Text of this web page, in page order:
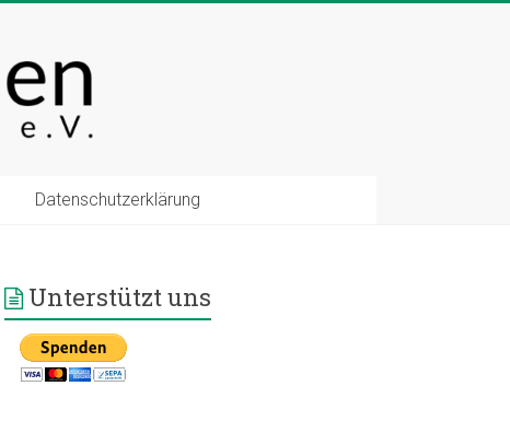
Datenschutzerklärung
Unterstützt uns